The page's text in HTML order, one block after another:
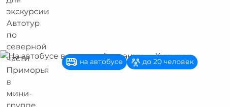
на автобусе до 20 человек